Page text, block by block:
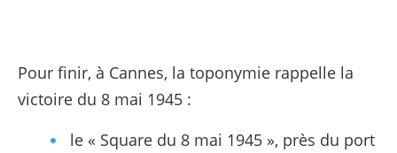
Pour finir, à Cannes, la toponymie rappelle la
victoire du 8 mai 1945 :
le « Square du 8 mai 1945 », près du port